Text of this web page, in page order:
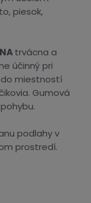
piesok,
trvácna a
účinný pri
miestností
Gumová
podlahy v
prostredí.